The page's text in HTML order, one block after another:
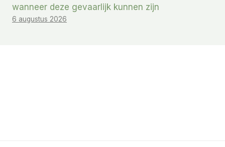
wanneer deze gevaarlijk kunnen zijn
6 augustus 2026